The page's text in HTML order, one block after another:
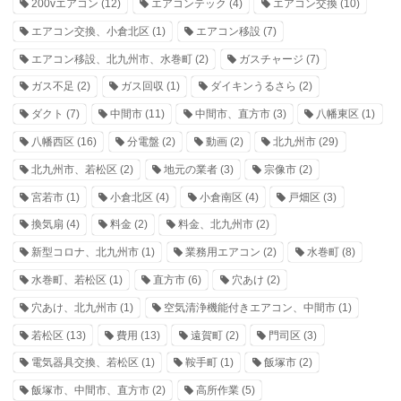
200vエアコン (12) エアコンテック (4) エアコン交換 (10)
エアコン交換、小倉北区 (1) エアコン移設 (7)
エアコン移設、北九州市、水巻町 (2) ガスチャージ (7)
ガス不足 (2) ガス回収 (1) ダイキンうるさら (2)
ダクト (7) 中間市(11) 中間市、直方市(3) 八幡東区 (1)
八幡西区 (16) 分電盤 (2) 動画(2) 北九州市 (29)
北九州市、若松区 (2) 地元の業者(3) 宗像市(2)
宮若市 (1) 小倉北区 (4) 小倉南区 (4) 戸畑区 (3)
換気扇 (4) 料金 (2) 料金、北九州市(2)
新型コロナ、北九州市 (1) 業務用エアコン (2) 水巻町(8)
水巻町、若松区 (1) 直方市(6) 穴あけ (2)
穴あけ、北九州市 (1) 空気清浄機能付きエアコン、中間市(1)
若松区 (13) 費用 (13) 遠賀町(2) 門司区 (3)
電気器具交換、若松区 (1) 鞍手町(1) 飯塚市(2)
飯塚市、中間市、直方市 (2) 高所作業(5)